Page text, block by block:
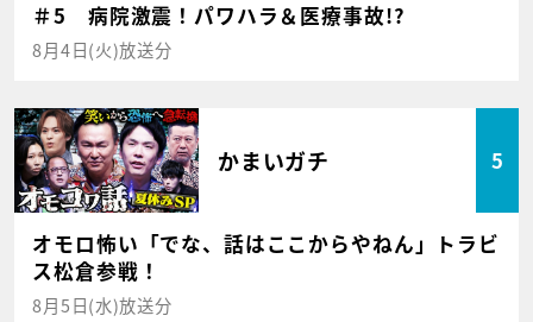
＃5 病院激震！パワハラ＆医療事故!?
8月4日(火)放送分
かまいガチ 5
オモロ怖い「でな、話はここからやねん」トラビ
ス松倉参戦！
8月5日(水)放送分